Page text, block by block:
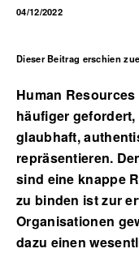
04/12/2022
Dieser Beitrag erschien
Human
häufiger
glaubhaft,
repräsentieren.
sind eine knappe
zu binden ist zur
Organisationen
dazu einen